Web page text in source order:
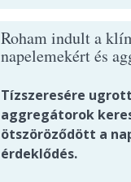
Roham indult a
napelemekért és
Tízszeresére
aggregátorok
ötszöröződött a
érdeklődés.